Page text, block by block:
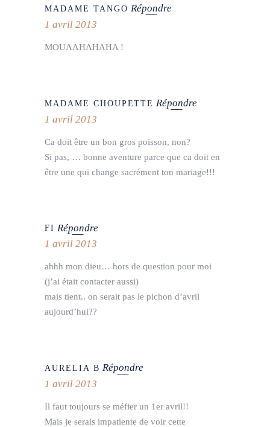
MADAME TANGO Répondre
1 avril 2013
MOUAAHAHAHA !
MADAME CHOUPETTE Répondre
1 avril 2013
Ca doit être un bon gros poisson, non?
Si pas, … bonne aventure parce que ca doit en
être une qui change sacrément ton mariage!!!
FI Répondre
1 avril 2013
ahhh mon dieu… hors de question pour moi
(j’ai était contacter aussi)
mais tient.. on serait pas le pichon d’avril
aujourd’hui??
AURELIA B Répondre
1 avril 2013
Il faut toujours se méfier un 1er avril!!
Mais je serais impatiente de voir cette